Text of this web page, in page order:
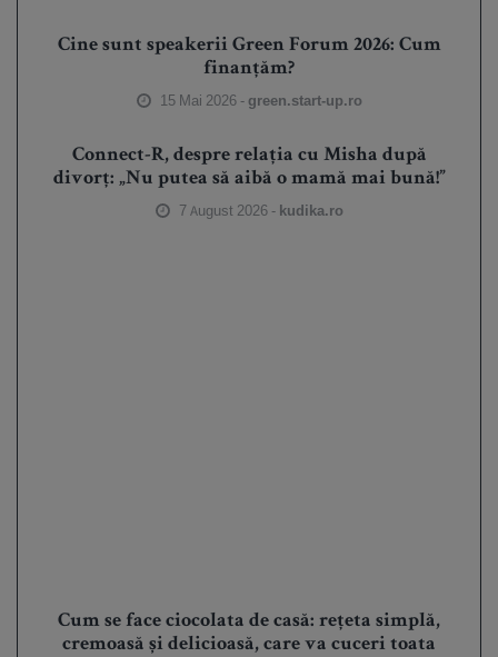
Cine sunt speakerii Green Forum 2026: Cum
finanțăm?
15 Mai 2026 - green.start-up.ro
Connect-R, despre relația cu Misha după
divorț: „Nu putea să aibă o mamă mai bună!”
7 August 2026 - kudika.ro
Cum se face ciocolata de casă: rețeta simplă,
cremoasă și delicioasă, care va cuceri toata